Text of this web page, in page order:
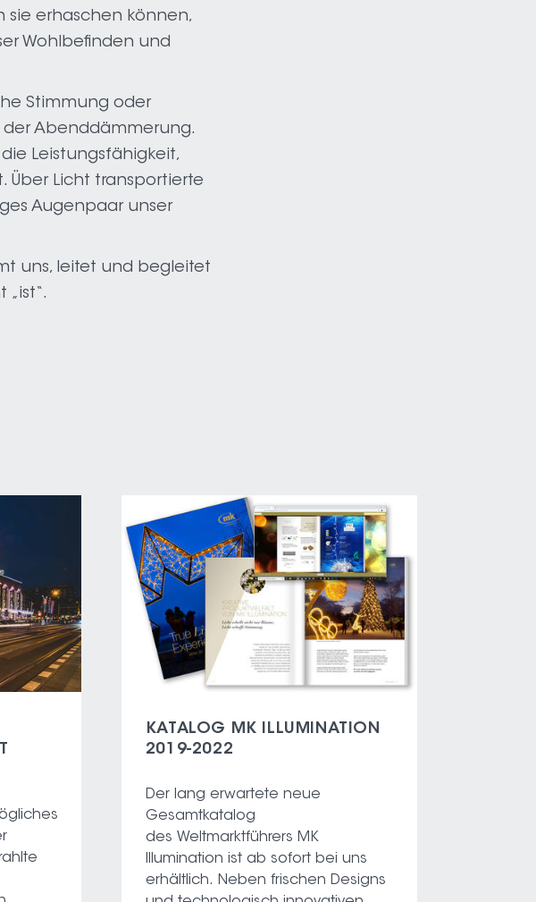
sie erhaschen können,
Wohlbefinden und
Stimmung oder
Abenddämmerung.
Leistungsfähigkeit,
Über Licht transportierte
Augenpaar unser
uns, leitet und begleitet
„ist“.
KATALOG MK ILLUMINATION
2019-2022
Der lang erwartete neue
Gesamtkatalog
des Weltmarktführers MK
Illumination ist ab sofort bei uns
erhältlich. Neben frischen Designs